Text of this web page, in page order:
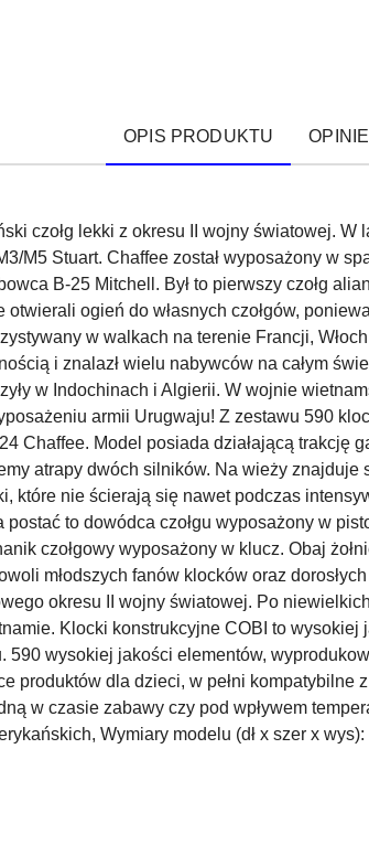
OPIS PRODUKTU
czołg lekki z okresu II wojny światowej.
M5 Stuart. Chaffee został wyposażony w
B-25 Mitchell. Był to pierwszy czołg
otwierali ogień do własnych czołgów,
w walkach na terenie Francji,
i znalazł wielu nabywców na całym
w Indochinach i Algierii. W wojnie
armii Urugwaju! Z zestawu 590
Chaffee. Model posiada działającą
atrapy dwóch silników. Na wieży znajduje
które nie ścierają się nawet podczas
to dowódca czołgu wyposażony w
czołgowy wyposażony w klucz. Obaj
młodszych fanów klocków oraz
okresu II wojny światowej. Po
Klocki konstrukcyjne COBI to
590 wysokiej jakości elementów,
produktów dla dzieci, w pełni
w czasie zabawy czy pod wpływem
Wymiary modelu (dł x szer x